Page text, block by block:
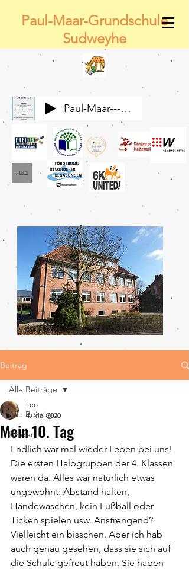
Paul-Maar-Grundschule
Sudweyhe
Paul-Maar---Wir-alle-gemeinsam
Beitrag
Alle Beiträge
Kinder
Alle Beiträge
Mein 10. Tag
Leo
4. Mai 2020
Endlich war mal wieder Leben bei uns!
Die ersten Halbgruppen der 4. Klassen
waren da. Alles war natürlich etwas
ungewohnt: Abstand halten,
Händewaschen, kein Fußball oder
Ticken spielen usw. Anstrengend?
Vielleicht ein bisschen. Aber ich hab
auch genau gesehen, dass sie sich auf
die Schule gefreut haben. Sie haben